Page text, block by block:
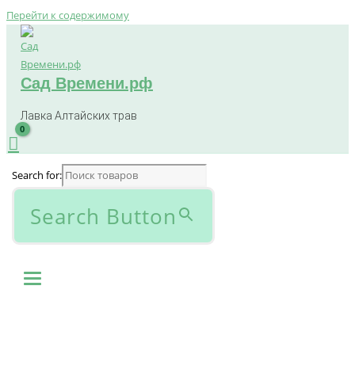
Перейти к содержимому
Сад Времени.рф
Лавка Алтайских трав
Search for:
Search Button